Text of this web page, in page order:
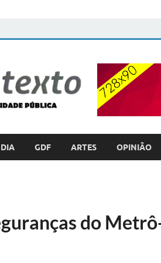
FOTO
POLÍTICA –
GDF ARTES OPINIÃO
do